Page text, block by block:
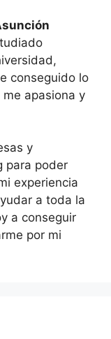
conseguido lo
apasiona y
y
para poder
experiencia
a toda la
a conseguir
por mi